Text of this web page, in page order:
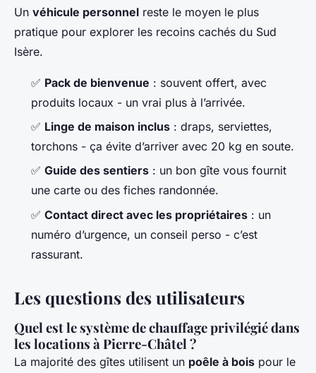
Un véhicule personnel reste le moyen le plus
pratique pour explorer les recoins cachés du Sud
Isère.
✅ Pack de bienvenue : souvent offert, avec
produits locaux - un vrai plus à l’arrivée.
✅ Linge de maison inclus : draps, serviettes,
torchons - ça évite d’arriver avec 20 kg en soute.
✅ Guide des sentiers : un bon gîte vous fournit
une carte ou des fiches randonnée.
✅ Contact direct avec les propriétaires : un
numéro d’urgence, un conseil perso - c’est
rassurant.
Les questions des utilisateurs
Quel est le système de chauffage privilégié dans
les locations à Pierre-Châtel ?
La majorité des gîtes utilisent un poêle à bois pour le